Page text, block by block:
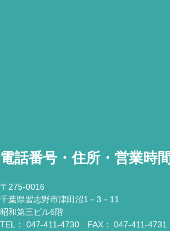
電話番号・住所・営業時間
〒275-0016
千葉県習志野市津田沼1－3－11
昭和第三ビル6階
TEL： 047-411-4730 FAX： 047-411-4731